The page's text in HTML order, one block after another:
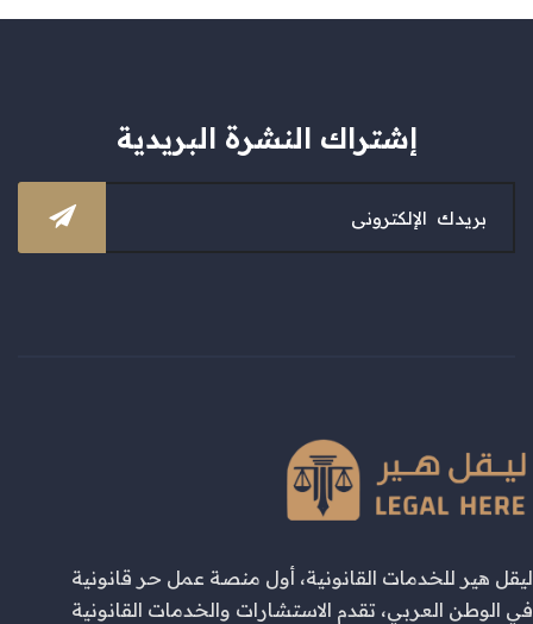
إشتراك النشرة البريدية
ليقل هير للخدمات القانونية، أول منصة عمل حر قانونية
في الوطن العربي، تقدم الاستشارات والخدمات القانونية